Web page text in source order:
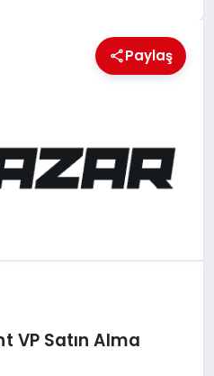
Paylaş
VP Satın Alma